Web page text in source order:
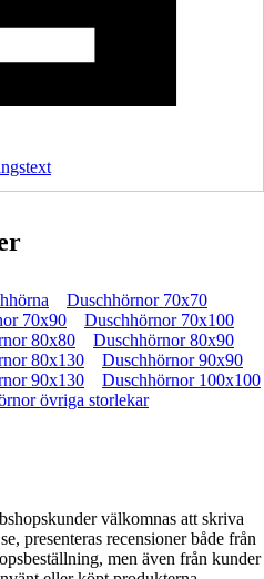
Duschhörnor 70x70
70x90
Duschhörnor 70x100
80x80
Duschhörnor 80x90
80x130
Duschhörnor 90x90
90x130
Duschhörnor 100x100
övriga storlekar
välkomnas att skriva
presenteras recensioner både från
men även från kunder